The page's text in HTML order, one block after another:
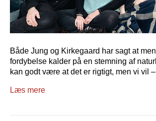
Både Jung og Kirkegaard har sagt at
fordybelse kalder på en stemning af
kan godt være at det er rigtigt, men vi vil
Læs mere